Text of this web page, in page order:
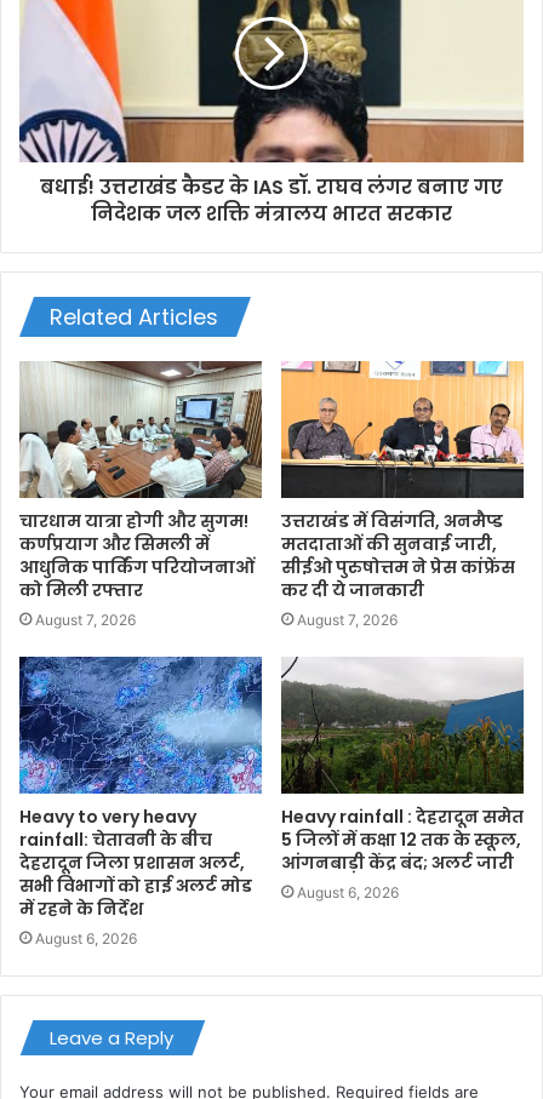
बधाई! उत्तराखंड कैडर के IAS डॉ. राघव लंगर बनाए गए
निदेशक जल शक्ति मंत्रालय भारत सरकार
Related Articles
चारधाम यात्रा होगी और सुगम!
कर्णप्रयाग और सिमली में
आधुनिक पार्किंग परियोजनाओं
को मिली रफ्तार
August 7, 2026
उत्तराखंड में विसंगति, अनमैप्ड
मतदाताओं की सुनवाई जारी,
सीईओ पुरुषोत्तम ने प्रेस कांफ्रेंस
कर दी ये जानकारी
August 7, 2026
Heavy to very heavy
rainfall: चेतावनी के बीच
देहरादून जिला प्रशासन अलर्ट,
सभी विभागों को हाई अलर्ट मोड
में रहने के निर्देश
August 6, 2026
Heavy rainfall : देहरादून समेत
5 जिलों में कक्षा 12 तक के स्कूल,
आंगनबाड़ी केंद्र बंद; अलर्ट जारी
August 6, 2026
Leave a Reply
Your email address will not be published. Required fields are